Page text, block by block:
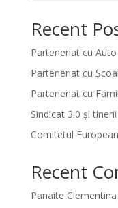
Recent
Parteneriat cu Auto
Parteneriat cu
Parteneriat cu
Sindicat 3.0 și tinerii
Comitetul
Recent
Panaite Clementina